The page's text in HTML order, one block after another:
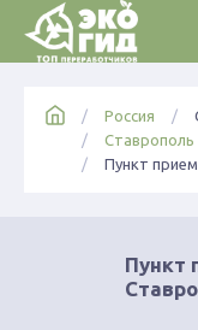
Россия
Ставрополь
Пункт
Пункт